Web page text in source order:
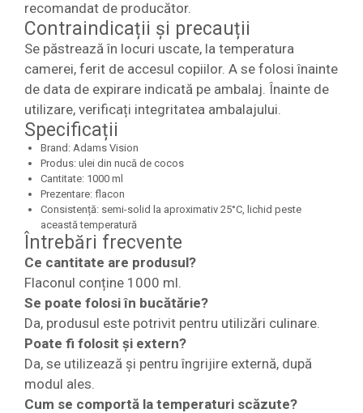
recomandat de producător.
Contraindicații și precauții
Se păstrează în locuri uscate, la temperatura
camerei, ferit de accesul copiilor. A se folosi înainte
de data de expirare indicată pe ambalaj. Înainte de
utilizare, verificați integritatea ambalajului.
Specificații
Brand: Adams Vision
Produs: ulei din nucă de cocos
Cantitate: 1000 ml
Prezentare: flacon
Consistență: semi-solid la aproximativ 25°C, lichid peste
această temperatură
Întrebări frecvente
Ce cantitate are produsul?
Flaconul conține 1000 ml.
Se poate folosi în bucătărie?
Da, produsul este potrivit pentru utilizări culinare.
Poate fi folosit și extern?
Da, se utilizează și pentru îngrijire externă, după
modul ales.
Cum se comportă la temperaturi scăzute?